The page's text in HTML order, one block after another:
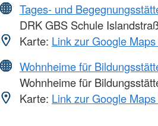
Tages- und
DRK GBS Schule
Karte: Link zur Google
Wohnheime für
Wohnheime für
Karte: Link zur Google